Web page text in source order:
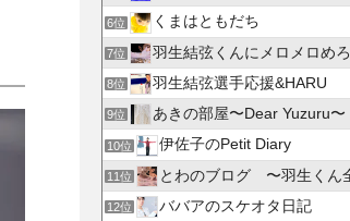
6位 くまはともだち
7位 羽生結弦くんにメロメロめ
8位 羽生結弦選手応援&HARU
9位 あきの部屋〜Dear Yuzuru〜
10位 伊佐子のPetit Diary
11位 とわのブログ 〜羽生くん
12位 ババアのスケオタ日記